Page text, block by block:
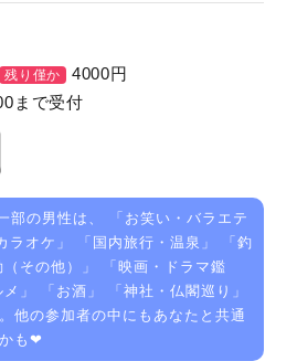
残り僅か 4000円
まで受付
部の男性は、 「 お笑い・バラエテ
ラオケ 」 「 国内旅行・温泉 」 「 釣
その他） 」 「 映画・ドラマ鑑
」 「 お酒 」 「 神社・仏閣巡り 」
他の参加者の中にもあなたと共通
も❤